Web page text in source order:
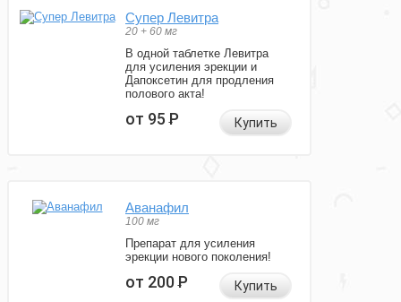
Супер Левитра
20 + 60 мг
В одной таблетке Левитра
для усиления эрекции и
Дапоксетин для продления
полового акта!
от 95Р Купить
Аванафил
100 мг
Препарат для усиления
эрекции нового поколения!
от 200Р Купить